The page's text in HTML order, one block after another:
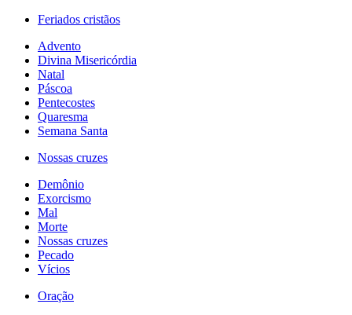
Feriados cristãos
Advento
Divina Misericórdia
Natal
Páscoa
Pentecostes
Quaresma
Semana Santa
Nossas cruzes
Demônio
Exorcismo
Mal
Morte
Nossas cruzes
Pecado
Vícios
Oração